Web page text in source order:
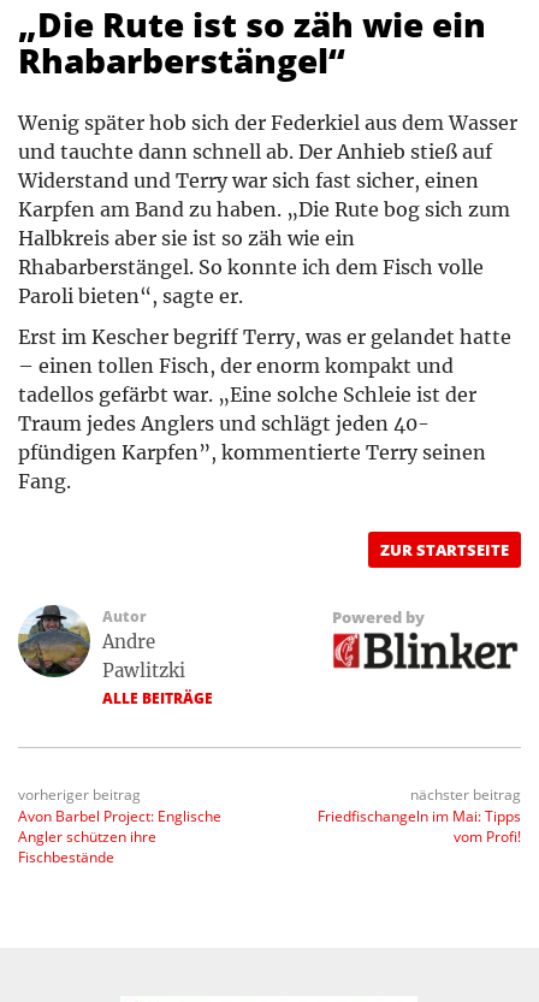
„Die Rute ist so zäh wie ein
Rhabarberstängel“
Wenig später hob sich der Federkiel aus dem Wasser
und tauchte dann schnell ab. Der Anhieb stieß auf
Widerstand und Terry war sich fast sicher, einen
Karpfen am Band zu haben. „Die Rute bog sich zum
Halbkreis aber sie ist so zäh wie ein
Rhabarberstängel. So konnte ich dem Fisch volle
Paroli bieten“, sagte er.
Erst im Kescher begriff Terry, was er gelandet hatte
– einen tollen Fisch, der enorm kompakt und
tadellos gefärbt war. „Eine solche Schleie ist der
Traum jedes Anglers und schlägt jeden 40-
pfündigen Karpfen”, kommentierte Terry seinen
Fang.
ZUR STARTSEITE
Autor
Andre
Pawlitzki
ALLE BEITRÄGE
Powered by
vorheriger beitrag
Avon Barbel Project: Englische
Angler schützen ihre
Fischbestände
nächster beitrag
Friedfischangeln im Mai: Tipps
vom Profi!